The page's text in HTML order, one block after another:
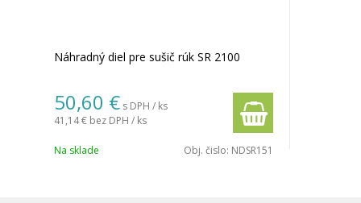
Náhradný diel pre sušič rúk SR 2100
50,60 € s DPH / ks
41,14 € bez DPH / ks
Na sklade Obj. čislo: NDSR151